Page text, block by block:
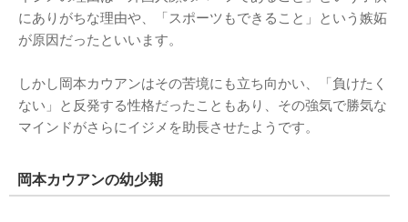
にありがちな理由や、「スポーツもできること」という嫉妬
が原因だったといいます。
しかし岡本カウアンはその苦境にも立ち向かい、「負けたく
ない」と反発する性格だったこともあり、その強気で勝気な
マインドがさらにイジメを助長させたようです。
岡本カウアンの幼少期